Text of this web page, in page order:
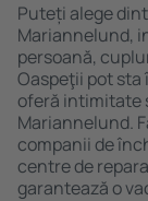
Puteți alege
Mariannelund,
persoană,
Oaspeţii pot
oferă intimitate
Mariannelund.
companii de
centre de
garantează o